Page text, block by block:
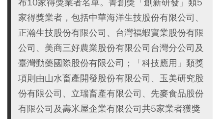
家得獎業者，包括中華海洋生技股份有限公司、
正瀚生技股份有限公司、台灣福蝦實業股份有限
公司、美商三好農業股份有限公司台灣分公司及
臺灣動藥國際股份有限公司；「科技應用」類獎
項則由山水畜產開發股份有限公司、玉美研究股
份有限公司、立瑞畜產有限公司、先麥食品股份
有限公司及壽米屋企業有限公司共5家業者獲獎